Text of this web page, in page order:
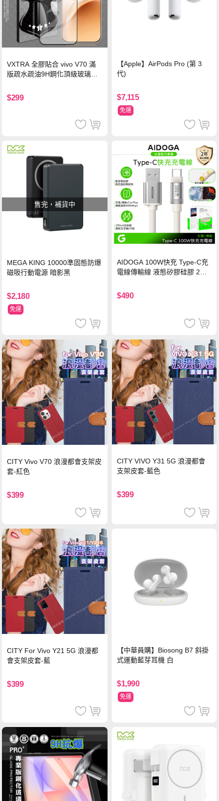
VXTRA 全膠貼合 vivo V70 滿
版疏水疏油9H鋼化頂級玻璃貼
$299
【Apple】AirPods Pro (第 3
代)
$7,115
免運
售完，補貨中
MEGA KING 10000準固態防爆
磁吸行動電源 暗影黑
$2,180
免運
AIDOGA 100W快充 Type-C充
電線傳輸線 液態矽膠硅膠 2M
$490
CITY Vivo V70 浪漫都會支架皮
套-紅色
$399
CITY VIVO Y31 5G 浪漫都會
支架皮套-藍色
$399
CITY For Vivo Y21 5G 浪漫都
會支架皮套-藍
$399
【中華員購】Biosong B7 斜掛
式運動藍芽耳機 白
$1,990
免運